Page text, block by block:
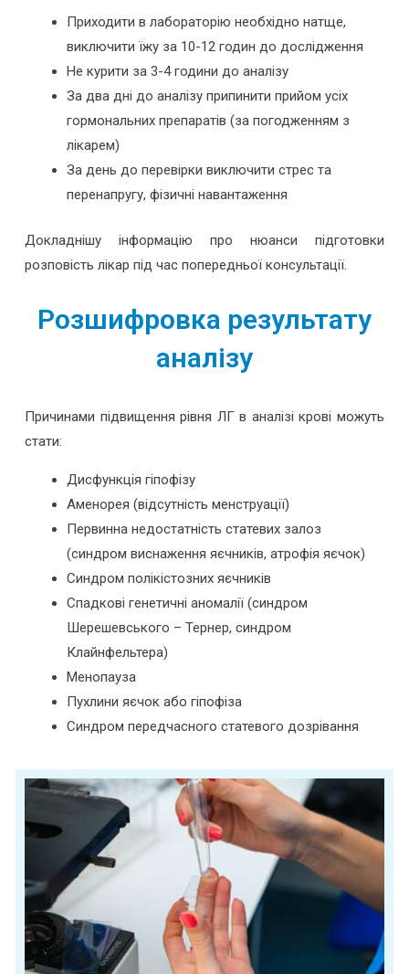
Приходити в лабораторію необхідно натще,
виключити їжу за 10-12 годин до дослідження
Не курити за 3-4 години до аналізу
За два дні до аналізу припинити прийом усіх
гормональних препаратів (за погодженням з
лікарем)
За день до перевірки виключити стрес та
перенапругу, фізичні навантаження
Докладнішу інформацію про нюанси підготовки
розповість лікар під час попередньої консультації.
Розшифровка результату
аналізу
Причинами підвищення рівня ЛГ в аналізі крові можуть
стати:
Дисфункція гіпофізу
Аменорея (відсутність менструації)
Первинна недостатність статевих залоз
(синдром виснаження яєчників, атрофія яєчок)
Синдром полікістозних яєчників
Спадкові генетичні аномалії (синдром
Шерешевського – Тернер, синдром
Клайнфельтера)
Менопауза
Пухлини яєчок або гіпофіза
Синдром передчасного статевого дозрівання